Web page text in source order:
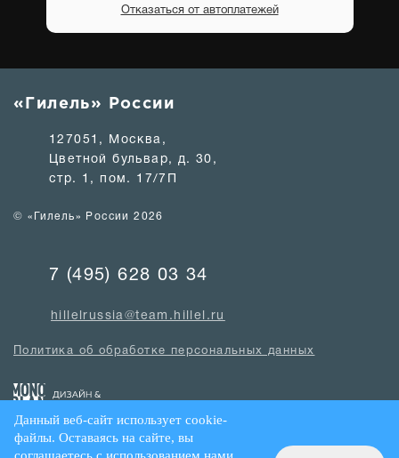
Отказаться от автоплатежей
«Гилель» России
127051, Москва,
Цветной бульвар, д. 30,
стр. 1, пом. 17/7П
© «Гилель» России 2026
7 (495) 628 03 34
hillelrussia@team.hillel.ru
Политика об обработке персональных данных
Данный веб-сайт использует cookie-
файлы. Оставаясь на сайте, вы